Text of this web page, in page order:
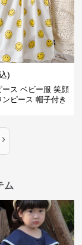
)
ース ベビー服 笑顔
ピース 帽子付き
›
ム